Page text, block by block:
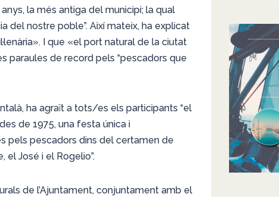
la més antiga del municipi; la qual
del nostre poble”. Així mateix, ha explicat
I que «el port natural de la ciutat
paraules de record pels “pescadors que
ha agraït a tots/es els participants “el
de 1975, una festa única i
pels pescadors dins del certamen de
el José i el Rogelio”.
de l’Ajuntament, conjuntament amb el